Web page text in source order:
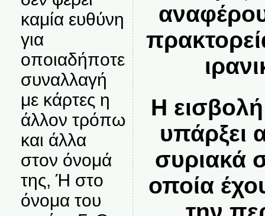
καμία ευθύνη
για
οποιαδήποτε
συναλλαγή
με κάρτες η
άλλον τρόπω
και άλλα
στον όνομά
της, Ή στο
όνομα του
Η
υπάρξει
συριακά
οποία